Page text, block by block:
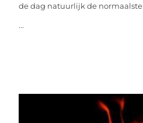
de dag natuurlijk de normaalste
...